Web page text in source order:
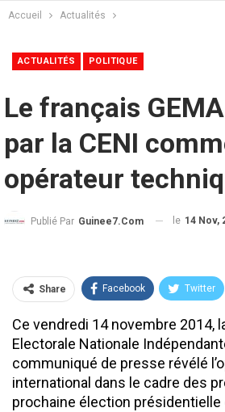
Accueil Actualités
ACTUALITÉS POLITIQUE
Le français
par la CENI
opérateur
Publié Par Guinee7.com le 14 Nov,
Share Facebook Twitter
Ce vendredi 14 novembre 2014,
Electorale Nationale
communiqué de presse révélé
international dans le cadre des
prochaine élection